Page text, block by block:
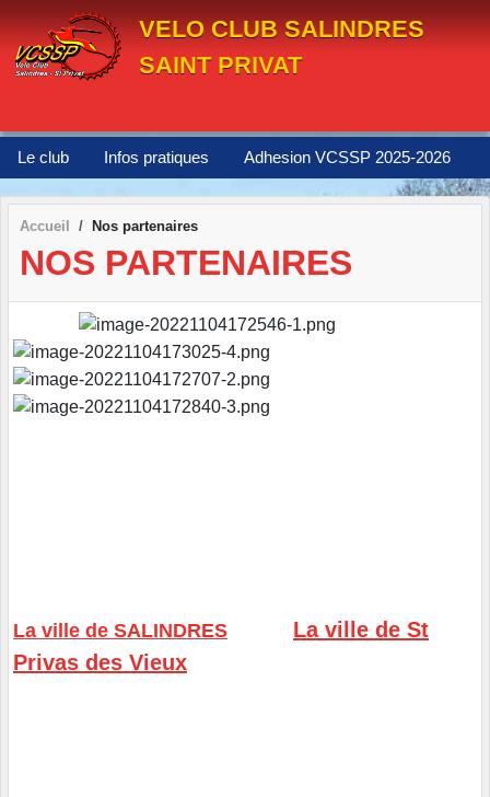
VELO CLUB SALINDRES
SAINT PRIVAT
Le club Infos pratiques Adhesion VCSSP 2025-2026
Accueil Nos partenaires
NOS PARTENAIRES
La ville de SALINDRES
La ville de St
Privas des Vieux
Panneau de gestion des cookies